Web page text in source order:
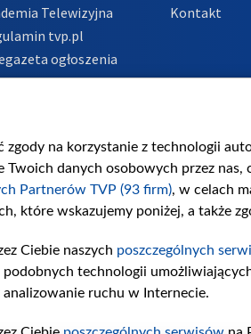
Telewizyjna
tvp.pl
ogłoszenia
o nadawcy
Kontakt
na korzystanie z technologii
danych osobowych przez nas,
Partnerów TVP (93 firm), w celach
które wskazujemy poniżej, a także
Ciebie naszych poszczególnych
technologii
ruchu w Internecie.